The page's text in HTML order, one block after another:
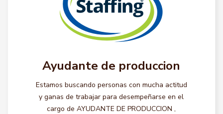
Ayudante de produccion
Estamos buscando personas con mucha actitud
y ganas de trabajar para desempeñarse en el
cargo de AYUDANTE DE PRODUCCION ,